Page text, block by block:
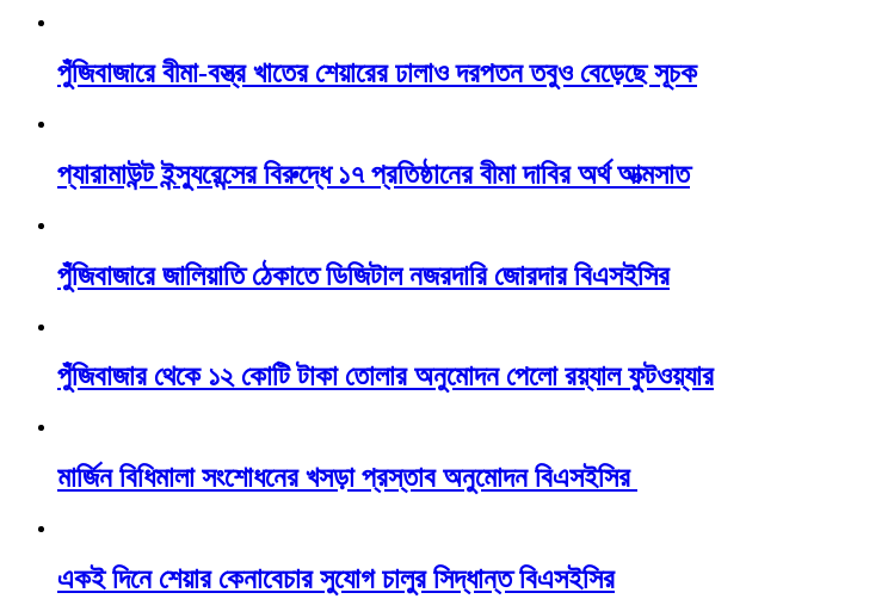
পুঁজিবাজারে বীমা-বস্ত্র খাতের শেয়ারের ঢালাও দরপতন তবুও বেড়েছে সূচক
প্যারামাউন্ট ইন্স্যুরেন্সের বিরুদ্ধে ১৭ প্রতিষ্ঠানের বীমা দাবির অর্থ আত্মসাত
পুঁজিবাজারে জালিয়াতি ঠেকাতে ডিজিটাল নজরদারি জোরদার বিএসইসির
পুঁজিবাজার থেকে ১২ কোটি টাকা তোলার অনুমোদন পেলো রয়্যাল ফুটওয়্যার
মার্জিন বিধিমালা সংশোধনের খসড়া প্রস্তাব অনুমোদন বিএসইসির
একই দিনে শেয়ার কেনাবেচার সুযোগ চালুর সিদ্ধান্ত বিএসইসির